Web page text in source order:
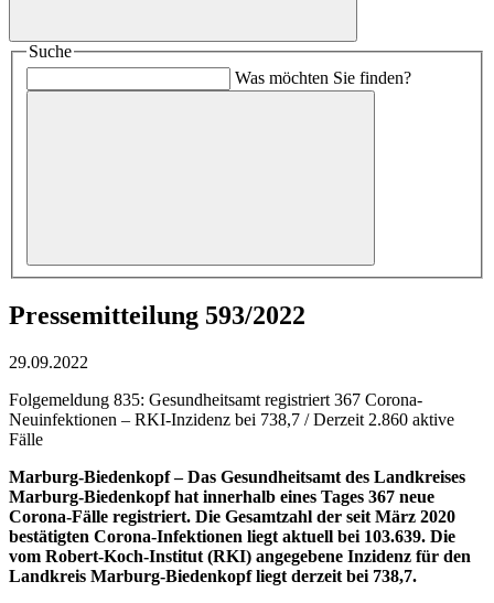
Suche
Was möchten Sie finden?
Pressemitteilung 593/2022
29.09.2022
Folgemeldung 835: Gesundheitsamt registriert 367 Corona-
Neuinfektionen – RKI-Inzidenz bei 738,7 / Derzeit 2.860 aktive
Fälle
Marburg-Biedenkopf – Das Gesundheitsamt des Landkreises
Marburg-Biedenkopf hat innerhalb eines Tages 367 neue
Corona-Fälle registriert. Die Gesamtzahl der seit März 2020
bestätigten Corona-Infektionen liegt aktuell bei 103.639. Die
vom Robert-Koch-Institut (RKI) angegebene Inzidenz für den
Landkreis Marburg-Biedenkopf liegt derzeit bei 738,7.